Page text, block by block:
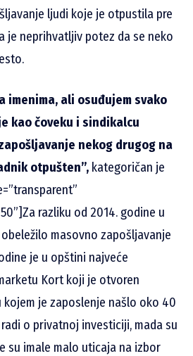
ljudi koje je otpustila pre
je neprihvatljiv potez da se neko
imenima, ali osuđujem svako
kao čoveku i sindikalcu
nekog drugog na
otpušten”, kategoričan je
razliku od 2014. godine u
masovno zapošljavanje
je u opštini najveće
Kort koji je otvoren
je zaposlenje našlo oko 40
o privatnoj investiciji, mada su
su imale malo uticaja na izbor